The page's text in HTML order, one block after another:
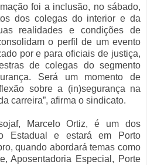
foi a inclusão, no sábado,
dos colegas do interior e da
realidades e condições de
o perfil de um evento
por e para oficiais de justiça,
de colegas do segmento
Será um momento de
sobre a (in)segurança na
carreira”, afirma o sindicato.
Marcelo Ortiz, é um dos
Estadual e estará em Porto
quando abordará temas como
Aposentadoria Especial, Porte